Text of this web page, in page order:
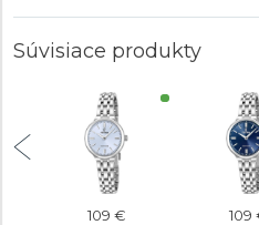
Súvisiace produkty
109 € 109